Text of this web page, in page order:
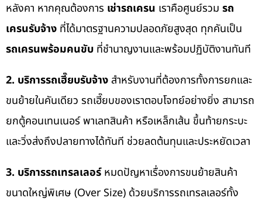
หลังคา หากคุณต้องการ เช่ารถเครน เราคือศูนย์รวม รถ
เครนรับจ้าง ที่ได้มาตรฐานความปลอดภัยสูงสุด ทุกคันเป็น
รถเครนพร้อมคนขับ ที่ชำนาญงานและพร้อมปฏิบัติงานทันที
2. บริการรถเฮี๊ยบรับจ้าง สำหรับงานที่ต้องการทั้งการยกและ
ขนย้ายในคันเดียว รถเฮี๊ยบของเราตอบโจทย์อย่างยิ่ง สามารถ
ยกตู้คอนเทนเนอร์ พาเลทสินค้า หรือเหล็กเส้น ขึ้นท้ายกระบะ
และวิ่งส่งถึงปลายทางได้ทันที ช่วยลดต้นทุนและประหยัดเวลา
3. บริการรถเทรลเลอร์หมดปัญหาเรื่องการขนย้ายสินค้า
ขนาดใหญ่พิเศษ (Over Size) ด้วยบริการรถเทรลเลอร์ทั้ง